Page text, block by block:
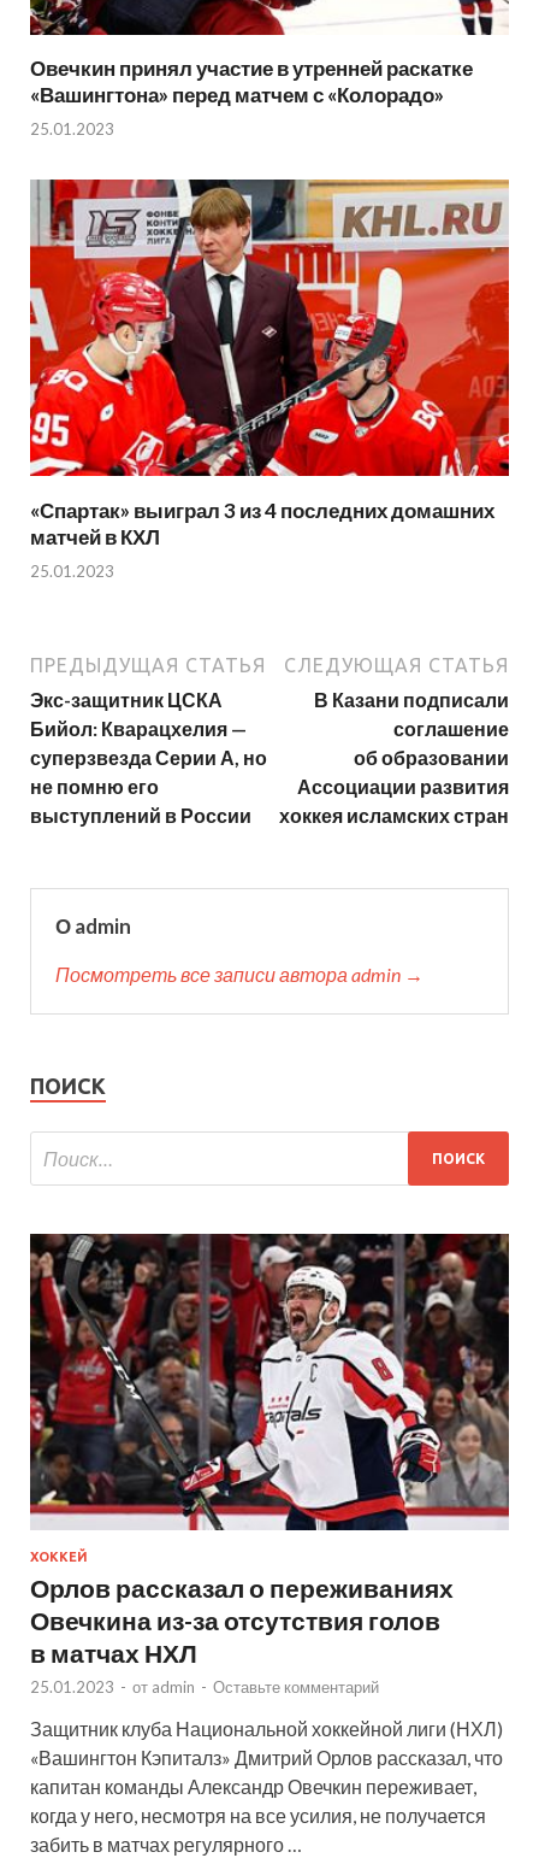
Овечкин принял участие в утренней раскатке
«Вашингтона» перед матчем с «Колорадо»
25.01.2023
«Спартак» выиграл 3 из 4 последних домашних
матчей в КХЛ
25.01.2023
ПРЕДЫДУЩАЯ СТАТЬЯ
Экс-защитник ЦСКА
Бийол: Кварацхелия —
суперзвезда Серии А, но
не помню его
выступлений в России
СЛЕДУЮЩАЯ СТАТЬЯ
В Казани подписали
соглашение
об образовании
Ассоциации развития
хоккея исламских стран
О admin
Посмотреть все записи автора admin →
ПОИСК
ХОККЕЙ
Орлов рассказал о переживаниях
Овечкина из-за отсутствия голов
в матчах НХЛ
25.01.2023 - от admin - Оставьте комментарий
Защитник клуба Национальной хоккейной лиги (НХЛ)
«Вашингтон Кэпиталз» Дмитрий Орлов рассказал, что
капитан команды Александр Овечкин переживает,
когда у него, несмотря на все усилия, не получается
забить в матчах регулярного …